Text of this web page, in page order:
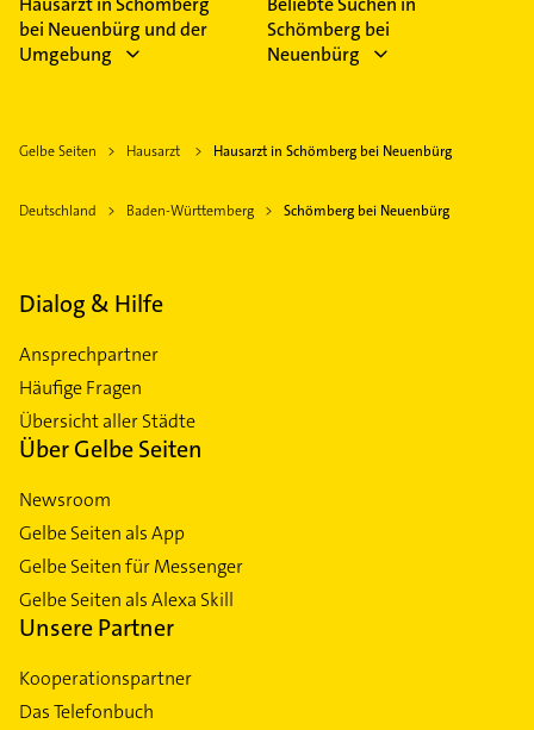
bei Neuenbürg und der
Umgebung
Schömberg bei
Neuenbürg
Gelbe Seiten Hausarzt Hausarzt in Schömberg bei Neuenbürg
Deutschland Baden-Württemberg Schömberg bei Neuenbürg
Dialog & Hilfe
Ansprechpartner
Häufige Fragen
Übersicht aller Städte
Über Gelbe Seiten
Newsroom
Gelbe Seiten als App
Gelbe Seiten für Messenger
Gelbe Seiten als Alexa Skill
Unsere Partner
Kooperationspartner
Das Telefonbuch